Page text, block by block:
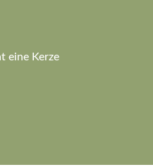
eine Kerze